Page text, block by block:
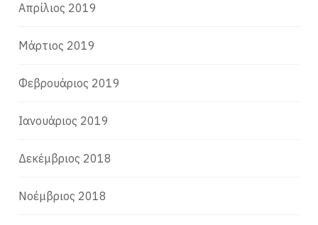
Απρίλιος 2019
Μάρτιος 2019
Φεβρουάριος 2019
Ιανουάριος 2019
Δεκέμβριος 2018
Νοέμβριος 2018